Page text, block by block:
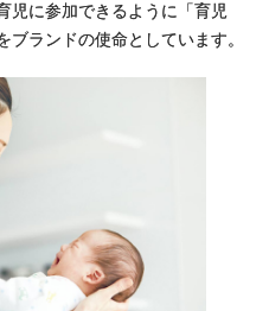
児に参加できるように「育児
ランドの使命としています。